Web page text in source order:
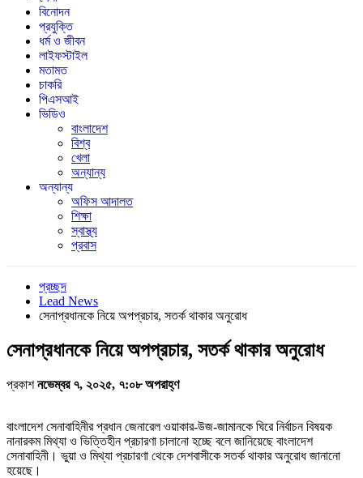
বিনোদন
প্রযুক্তি
ধর্ম ও জীবন
লাইফস্টাইল
মতামত
চাকরি
পিএসআই
ভিডিও
বাংলাদেশ
বিশ্ব
খেলা
অন্যান্য
অন্যান্য
অফিস আদালত
শিক্ষা
স্বাস্থ্য
প্রবাস
প্রচ্ছদ
Lead News
সেনাপ্রধানকে নিয়ে অপপ্রচার, সতর্ক থাকার অনুরোধ
সেনাপ্রধানকে নিয়ে অপপ্রচার, সতর্ক থাকার অনুরোধ
প্রকাশনভেম্বর ৭, ২০২৫, ৭:০৮ অপরাহ্ণ
বাংলাদেশ সেনাবাহিনীর প্রধান জেনারেল ওয়াকার-উজ-জামানকে ঘিরে নির্বাচন বিষয়ক
নানারকম মিথ্যা ও ভিত্তিহীন প্রচারণা চালানো হচ্ছে বলে জানিয়েছে বাংলাদেশ
সেনাবাহিনী। ভুয়া ও মিথ্যা প্রচারণা থেকে দেশবাসীকে সতর্ক থাকার অনুরোধ জানানো
হয়েছে।